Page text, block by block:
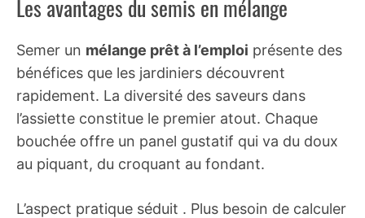
Les avantages du semis en mélange
Semer un mélange prêt à l’emploi présente des
bénéfices que les jardiniers découvrent
rapidement. La diversité des saveurs dans
l’assiette constitue le premier atout. Chaque
bouchée offre un panel gustatif qui va du doux
au piquant, du croquant au fondant.
L’aspect pratique séduit . Plus besoin de calculer